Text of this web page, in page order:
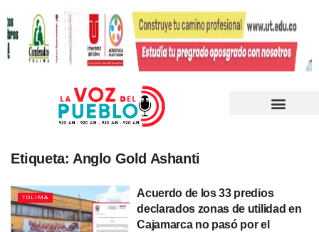
Etiqueta: Anglo Gold Ashanti
TOLIMA
Acuerdo de los 33 predios
declarados zonas de utilidad en
Cajamarca no pasó por el